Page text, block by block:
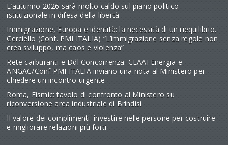
L’autunno 2026 sarà molto caldo sul piano politico
istituzionale in difesa della libertà
Immigrazione, Europa e identità: la necessità di un riequilibrio.
Cerciello (Conf. PMI ITALIA) “L’immigrazione senza regole non
crea sviluppo, ma caos e violenza”
Rete carburanti e Ddl Concorrenza: CLAAI Energia e
ANGAC/Conf PMI ITALIA inviano una nota al Ministero per
chiedere un incontro urgente
Roma, Fismic: tavolo di confronto al Ministero su
riconversione area industriale di Brindisi
Il valore dei complimenti: investire nelle persone per costruire
e migliorare relazioni più forti